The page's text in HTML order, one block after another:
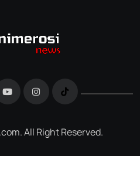
All Right Reserved.